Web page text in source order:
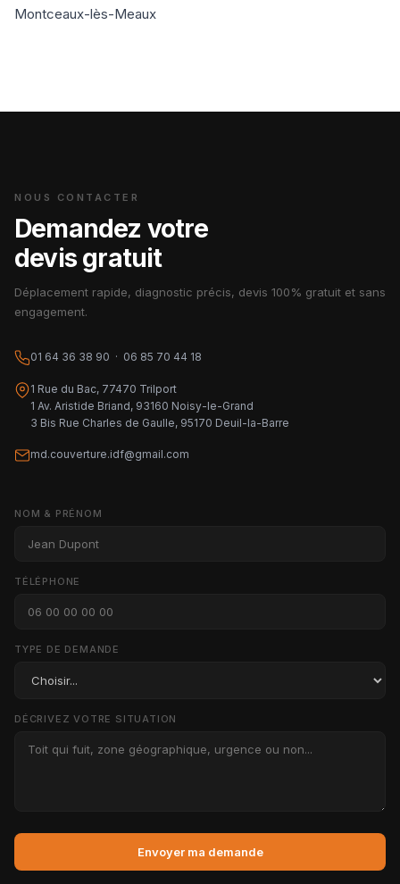
Montceaux-lès-Meaux
NOUS CONTACTER
Demandez votre
devis gratuit
Déplacement rapide, diagnostic précis, devis 100% gratuit et sans
engagement.
01 64 36 38 90 · 06 85 70 44 18
1 Rue du Bac, 77470 Trilport
1 Av. Aristide Briand, 93160 Noisy-le-Grand
3 Bis Rue Charles de Gaulle, 95170 Deuil-la-Barre
md.couverture.idf@gmail.com
NOM & PRÉNOM
TÉLÉPHONE
TYPE DE DEMANDE
DÉCRIVEZ VOTRE SITUATION
Envoyer ma demande